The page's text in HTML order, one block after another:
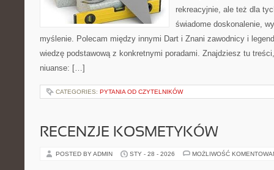
rekreacyjnie, ale też dla
świadome doskonalenie,
myślenie. Polecam między innymi Dart i Znani zawodnicy i
wiedzę podstawową z konkretnymi poradami. Znajdziesz tu
niuanse: […]
CATEGORIES: PYTANIA OD CZYTELNIKÓW
RECENZJE KOSMETYKÓW
POSTED BY ADMIN STY - 28 - 2026 MOŻLIWOŚĆ